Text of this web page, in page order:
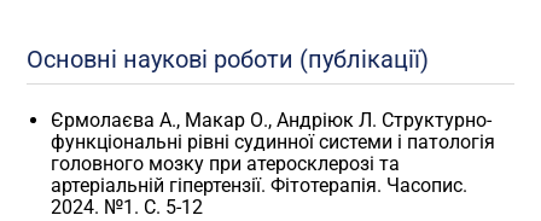
Основні наукові роботи (публікації)
Єрмолаєва А., Макар О., Андріюк Л. Структурно-
функціональні рівні судинної системи і патологія
головного мозку при атеросклерозі та
артеріальній гіпертензії. Фітотерапія. Часопис.
2024. №1. С. 5-12